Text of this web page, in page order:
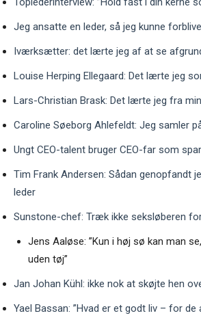
Jeg ansatte en leder, så jeg kunne
Iværksætter: det lærte jeg af at se
Louise Herping Ellegaard: Det lærte jeg
Lars-Christian Brask: Det lærte jeg fra
Caroline Søeborg Ahlefeldt: Jeg samler
Ungt CEO-talent bruger CEO-far som
Tim Frank Andersen: Sådan genopfandt
leder
Sunstone-chef: Træk ikke seksløberen
Jens Aaløse: ”Kun i høj sø kan man
uden tøj”
Jan Johan Kühl: ikke nok at skøjte hen
Yael Bassan: ”Hvad er et godt liv – for